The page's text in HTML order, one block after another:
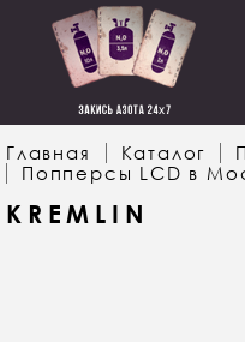
Главная Каталог
Попперсы LCD в
KREMLIN